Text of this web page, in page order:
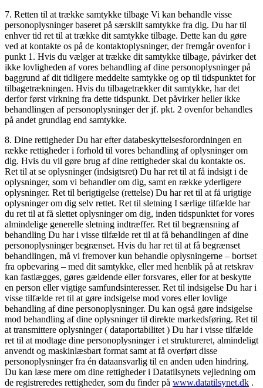
7. Retten til at trække samtykke tilbage Vi kan behandle visse
personoplysninger baseret på særskilt samtykke fra dig. Du har til
enhver tid ret til at trække dit samtykke tilbage. Dette kan du gøre
ved at kontakte os på de kontaktoplysninger, der fremgår ovenfor i
punkt 1. Hvis du vælger at trække dit samtykke tilbage, påvirker det
ikke lovligheden af vores behandling af dine personoplysninger på
baggrund af dit tidligere meddelte samtykke og op til tidspunktet for
tilbagetrækningen. Hvis du tilbagetrækker dit samtykke, har det
derfor først virkning fra dette tidspunkt. Det påvirker heller ikke
behandlingen af personoplysninger der jf. pkt. 2 ovenfor behandles
på andet grundlag end samtykke.
8. Dine rettigheder Du har efter databeskyttelsesforordningen en
række rettigheder i forhold til vores behandling af oplysninger om
dig. Hvis du vil gøre brug af dine rettigheder skal du kontakte os.
Ret til at se oplysninger (indsigtsret) Du har ret til at få indsigt i de
oplysninger, som vi behandler om dig, samt en række yderligere
oplysninger. Ret til berigtigelse (rettelse) Du har ret til at få urigtige
oplysninger om dig selv rettet. Ret til sletning I særlige tilfælde har
du ret til at få slettet oplysninger om dig, inden tidspunktet for vores
almindelige generelle sletning indtræffer. Ret til begrænsning af
behandling Du har i visse tilfælde ret til at få behandlingen af dine
personoplysninger begrænset. Hvis du har ret til at få begrænset
behandlingen, må vi fremover kun behandle oplysningerne – bortset
fra opbevaring – med dit samtykke, eller med henblik på at retskrav
kan fastlægges, gøres gældende eller forsvares, eller for at beskytte
en person eller vigtige samfundsinteresser. Ret til indsigelse Du har i
visse tilfælde ret til at gøre indsigelse mod vores eller lovlige
behandling af dine personoplysninger. Du kan også gøre indsigelse
mod behandling af dine oplysninger til direkte markedsføring. Ret til
at transmittere oplysninger ( dataportabilitet ) Du har i visse tilfælde
ret til at modtage dine personoplysninger i et struktureret, almindeligt
anvendt og maskinlæsbart format samt at få overført disse
personoplysninger fra én dataansvarlig til en anden uden hindring.
Du kan læse mere om dine rettigheder i Datatilsynets vejledning om
de registreredes rettigheder, som du finder på www.datatilsynet.dk .